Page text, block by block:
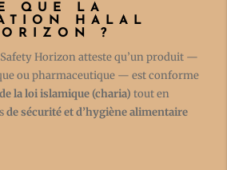
QUE LA
HALAL
?
Horizon atteste qu’un produit —
ou pharmaceutique — est conforme
la loi islamique (charia) tout en
de sécurité et d’hygiène alimentaire